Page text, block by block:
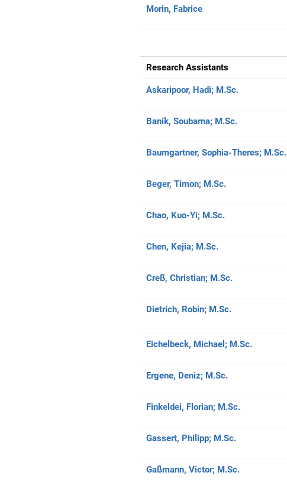
Morin, Fabrice
Research Assistants
Askaripoor, Hadi; M.Sc.
Banik, Soubarna; M.Sc.
Baumgartner, Sophia-Theres; M.Sc.
Beger, Timon; M.Sc.
Chao, Kuo-Yi; M.Sc.
Chen, Kejia; M.Sc.
Creß, Christian; M.Sc.
Dietrich, Robin; M.Sc.
Eichelbeck, Michael; M.Sc.
Ergene, Deniz; M.Sc.
Finkeldei, Florian; M.Sc.
Gassert, Philipp; M.Sc.
Gaßmann, Victor; M.Sc.